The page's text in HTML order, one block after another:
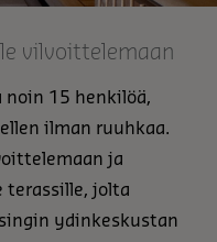
vilvoittelemaan
noin 15 henkilöä,
ilman ruuhkaa.
ja
terassille, jolta
ydinkeskustan